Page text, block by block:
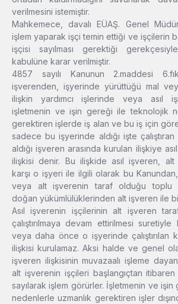
verilmesini istemiştir.
Mahkemece, davalı EÜAŞ. Genel
işlem yaparak işçi temin ettiği ve işçilerin
işçisi sayılması gerektiği
kabulüne karar verilmiştir.
4857 sayılı Kanunun 2.maddesi
işverenden, işyerinde yürüttüğü mal
ilişkin yardımcı işlerinde veya asıl
işletmenin ve işin gereği ile teknolojik
gerektiren işlerde iş alan ve bu iş için
sadece bu işyerinde aldığı işte
aldığı işveren arasında kurulan ilişkiye
ilişkisi denir. Bu ilişkide asıl işveren, alt
karşı o işyeri ile ilgili olarak bu
veya alt işverenin taraf olduğu toplu
doğan yükümlülüklerinden alt işveren ile
Asıl işverenin işçilerinin alt işveren
çalıştırılmaya devam ettirilmesi suretiyle
veya daha önce o işyerinde çalıştırılan
ilişkisi kurulamaz. Aksi halde ve genel
işveren ilişkisinin muvazaalı işleme
alt işverenin işçileri başlangıçtan itibaren
sayılarak işlem görürler. İşletmenin ve
nedenlerle uzmanlık gerektiren işler